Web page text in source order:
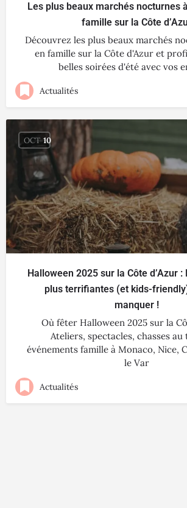
Les plus beaux marchés nocturnes
famille sur la Côte
Découvrez les plus beaux marchés
en famille sur la Côte d'Azur et
belles soirées d'été avec vos
Actualités
OCT 10
Halloween 2025 sur la Côte d’Azur
plus terrifiantes (et kids-
manquer !
Où fêter Halloween 2025 sur la
Ateliers, spectacles, chasses
événements famille à Monaco, Nice,
le Var
Actualités